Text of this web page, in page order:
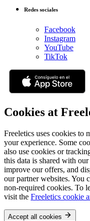
Redes sociales
Facebook
Instagram
YouTube
TikTok
Cookies at
Freeletics uses cookies to
your experience. Some
also use cookies or
this data is shared with
improve our offers, and
our partner websites. You
non-required cookies. To
visit the Freeletics cookie
Accept all cookies